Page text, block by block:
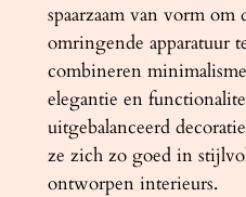
spaarzaam van vorm om
omringende apparatuur
combineren
elegantie en
uitgebalanceerd
ze zich zo goed in
ontworpen interieurs.